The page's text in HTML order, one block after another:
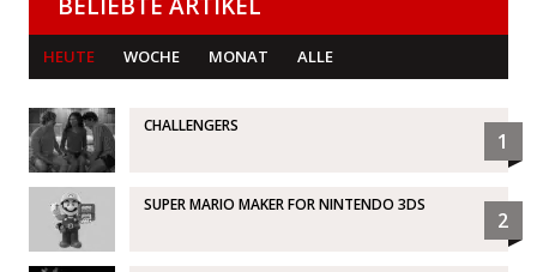
HEUTE WOCHE MONAT ALLE
CHALLENGERS
1
SUPER MARIO MAKER FOR NINTENDO 3DS
2